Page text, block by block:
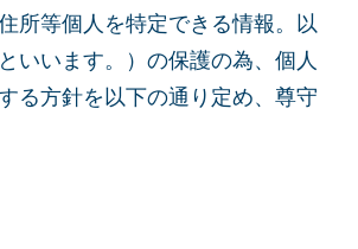
所等個人を特定できる情報。以
いいます。）の保護の為、個人
る方針を以下の通り定め、尊守